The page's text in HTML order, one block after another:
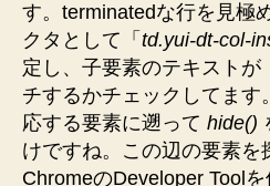
す。terminatedな行を見極
クタとして「 td.yui-dt-col-
定し、子要素のテキストが
チするかチェックしてます
応する要素に遡って hide()
けですね。この辺の要素を
ChromeのDeveloper Tool